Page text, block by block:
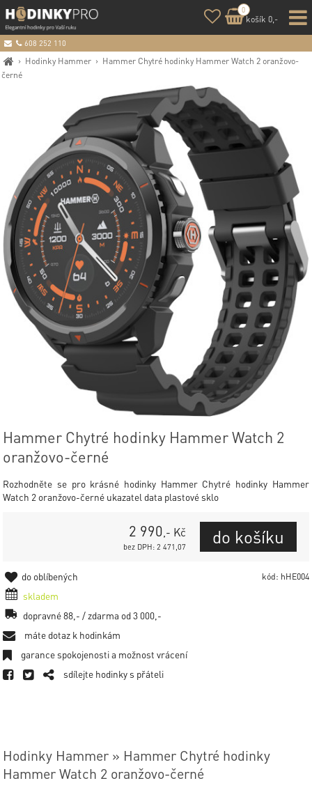
› Hodinky Hammer › Hammer Chytré hodinky Hammer Watch 2 oranžovo-
černé
Hammer Chytré hodinky Hammer Watch 2
oranžovo-černé
Rozhodněte se pro krásné hodinky Hammer Chytré hodinky Hammer
Watch 2 oranžovo-černé ukazatel data plastové sklo
2 990 ,- Kč
bez DPH: 2 471,07
kód: hHE004
do oblíbených
skladem
dopravné 88,- / zdarma od 3 000,-
máte dotaz k hodinkám
garance spokojenosti a možnost vrácení
sdílejte hodinky s přáteli
Hodinky Hammer » Hammer Chytré hodinky
Hammer Watch 2 oranžovo-černé
0
košík 0,-
608 252 110